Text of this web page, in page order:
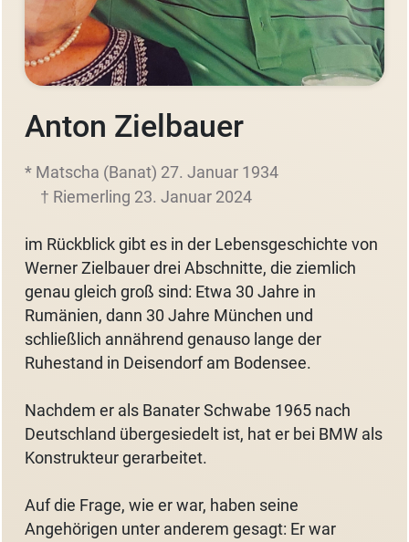
Anton Zielbauer
* Matscha (Banat) 27. Januar 1934
† Riemerling 23. Januar 2024
im Rückblick gibt es in der Lebensgeschichte von
Werner Zielbauer drei Abschnitte, die ziemlich
genau gleich groß sind: Etwa 30 Jahre in
Rumänien, dann 30 Jahre München und
schließlich annährend genauso lange der
Ruhestand in Deisendorf am Bodensee.
Nachdem er als Banater Schwabe 1965 nach
Deutschland übergesiedelt ist, hat er bei BMW als
Konstrukteur gerarbeitet.
Auf die Frage, wie er war, haben seine
Angehörigen unter anderem gesagt: Er war